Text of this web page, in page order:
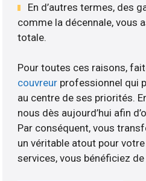
En d’autres termes, des
comme la décennale, vous
totale.
Pour toutes ces raisons,
couvreur professionnel qui
au centre de ses priorités.
nous dès aujourd’hui afin
Par conséquent, vous
un véritable atout pour
services, vous bénéficiez